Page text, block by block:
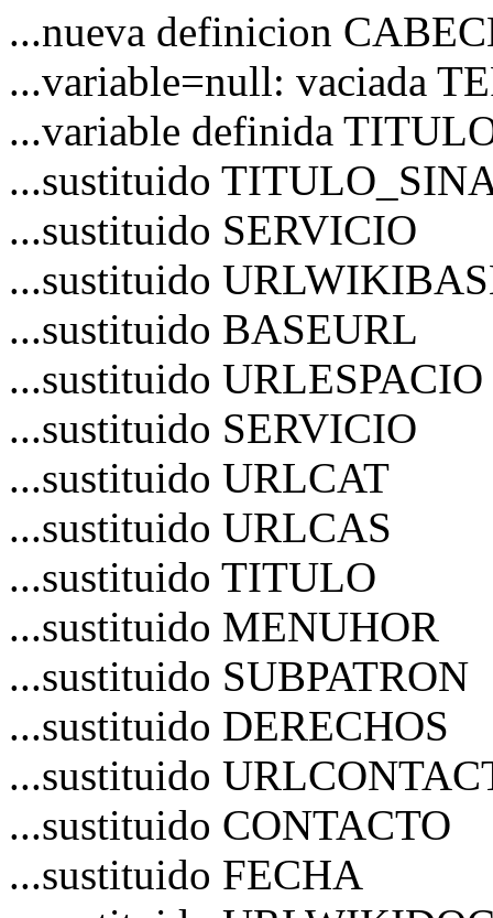
...nueva definicion
...variable=null: vaciada
...variable definida
...sustituido
...sustituido SERVICIO
...sustituido
...sustituido BASEURL
...sustituido URLESPACIO
...sustituido SERVICIO
...sustituido URLCAT
...sustituido URLCAS
...sustituido TITULO
...sustituido MENUHOR
...sustituido SUBPATRON
...sustituido DERECHOS
...sustituido
...sustituido CONTACTO
...sustituido FECHA